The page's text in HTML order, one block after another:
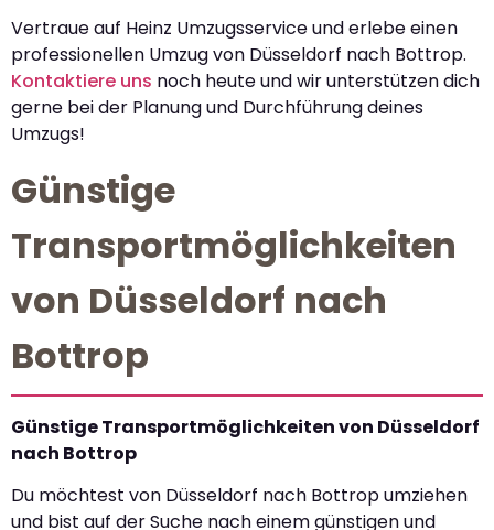
Vertraue auf Heinz Umzugsservice und erlebe einen
professionellen Umzug von Düsseldorf nach Bottrop.
Kontaktiere uns noch heute und wir unterstützen dich
gerne bei der Planung und Durchführung deines
Umzugs!
Günstige
Transportmöglichkeiten
von Düsseldorf nach
Bottrop
Günstige Transportmöglichkeiten von Düsseldorf
nach Bottrop
Du möchtest von Düsseldorf nach Bottrop umziehen
und bist auf der Suche nach einem günstigen und